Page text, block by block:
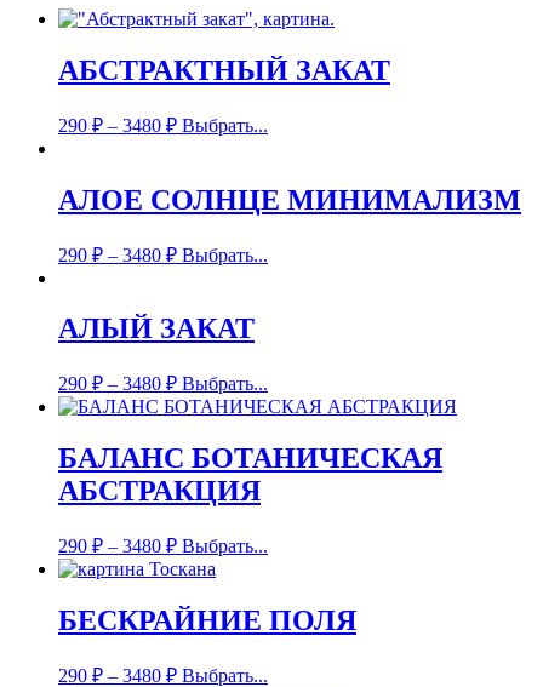
АБСТРАКТНЫЙ ЗАКАТ
290 ₽ – 3480 ₽ Выбрать...
АЛОЕ СОЛНЦЕ МИНИМАЛИЗМ
290 ₽ – 3480 ₽ Выбрать...
АЛЫЙ ЗАКАТ
290 ₽ – 3480 ₽ Выбрать...
БАЛАНС БОТАНИЧЕСКАЯ
АБСТРАКЦИЯ
290 ₽ – 3480 ₽ Выбрать...
БЕСКРАЙНИЕ ПОЛЯ
290 ₽ – 3480 ₽ Выбрать...